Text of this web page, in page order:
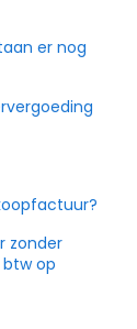
er nog
zonder
op